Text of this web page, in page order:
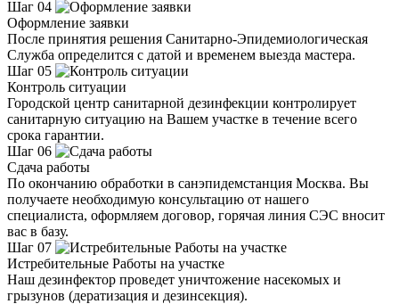
Шаг 04
Оформление заявки
После принятия решения Санитарно-Эпидемиологическая
Служба определится с датой и временем выезда мастера.
Шаг 05
Контроль ситуации
Городской центр санитарной дезинфекции контролирует
санитарную ситуацию на Вашем участке в течение всего
срока гарантии.
Шаг 06
Сдача работы
По окончанию обработки в санэпидемстанция Москва. Вы
получаете необходимую консультацию от нашего
специалиста, оформляем договор, горячая линия СЭС вносит
вас в базу.
Шаг 07
Истребительные Работы на участке
Наш дезинфектор проведет уничтожение насекомых и
грызунов (дератизация и дезинсекция).